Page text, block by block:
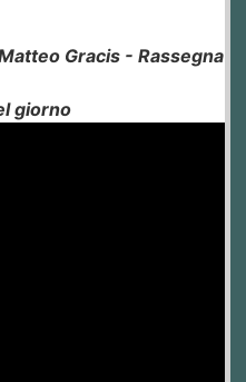
Gracis - Rassegna
giorno